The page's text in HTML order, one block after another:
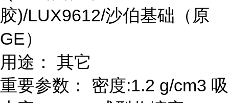
胶)/LUX9612/沙伯基础（原
GE）
用途： 其它
重要参数： 密度:1.2 g/cm3 吸